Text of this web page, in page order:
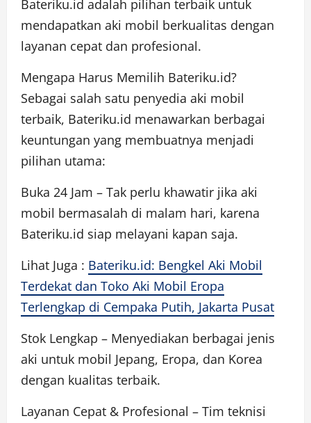
Bateriku.id adalah pilihan terbaik untuk
mendapatkan aki mobil berkualitas dengan
layanan cepat dan profesional.
Mengapa Harus Memilih Bateriku.id?
Sebagai salah satu penyedia aki mobil
terbaik, Bateriku.id menawarkan berbagai
keuntungan yang membuatnya menjadi
pilihan utama:
Buka 24 Jam – Tak perlu khawatir jika aki
mobil bermasalah di malam hari, karena
Bateriku.id siap melayani kapan saja.
Lihat Juga : Bateriku.id: Bengkel Aki Mobil
Terdekat dan Toko Aki Mobil Eropa
Terlengkap di Cempaka Putih, Jakarta Pusat
Stok Lengkap – Menyediakan berbagai jenis
aki untuk mobil Jepang, Eropa, dan Korea
dengan kualitas terbaik.
Layanan Cepat & Profesional – Tim teknisi